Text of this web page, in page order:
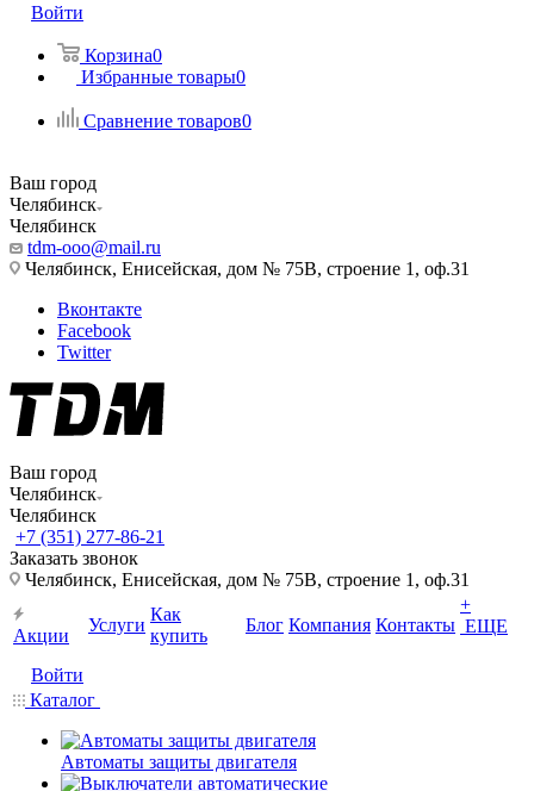
Войти
Корзина0
Избранные товары0
Сравнение товаров0
Ваш город
Челябинск
Челябинск
tdm-ooo@mail.ru
Челябинск, Енисейская, дом № 75В, строение 1, оф.31
Вконтакте
Facebook
Twitter
Ваш город
Челябинск
Челябинск
+7 (351) 277-86-21
Заказать звонок
Челябинск, Енисейская, дом № 75В, строение 1, оф.31
Акции
Услуги
Как
купить
Блог Компания Контакты
+
ЕЩЕ
Войти
Каталог
Автоматы защиты двигателя